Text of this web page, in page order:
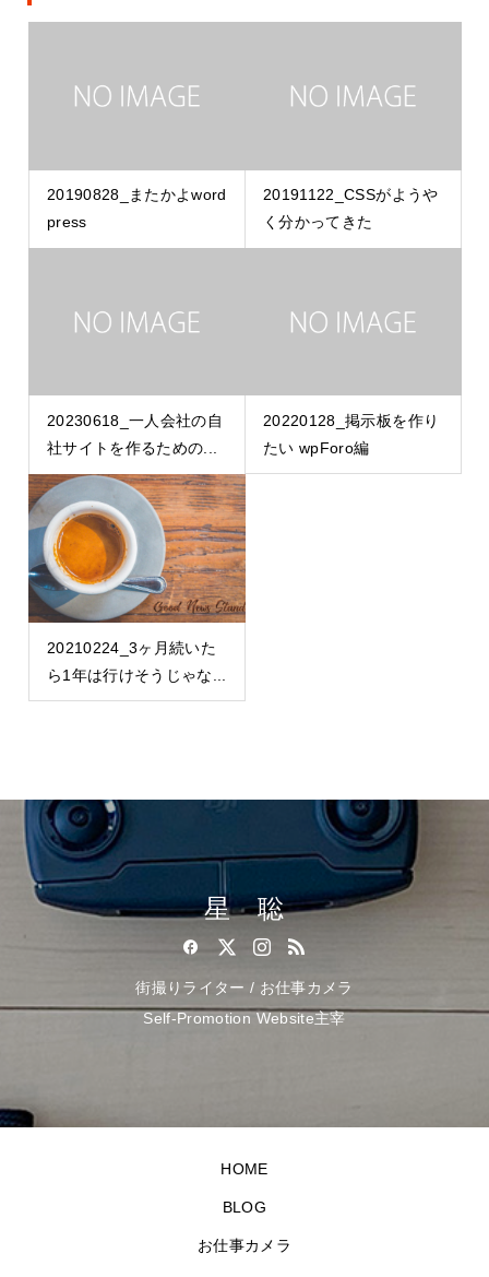
20190828_またかよword
press
20191122_CSSがようや
く分かってきた
20230618_一人会社の自
社サイトを作るための...
20220128_掲示板を作り
たい wpForo編
20210224_3ヶ月続いた
ら1年は行けそうじゃな...
星 聡
街撮りライター / お仕事カメラ
Self-Promotion Website主宰
HOME
BLOG
お仕事カメラ